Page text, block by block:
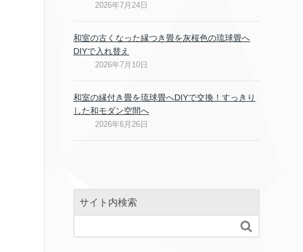
2026年7月24日
和室の古くなった縁つき畳を灰桜色の琉球畳へ
DIYで入れ替え
2026年7月10日
和室の縁付き畳を琉球畳へDIYで交換！すっきり
した和モダン空間へ
2026年6月26日
サイト内検索
